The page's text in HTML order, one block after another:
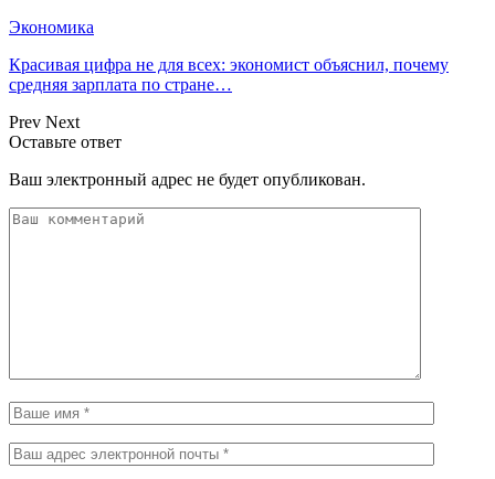
Экономика
Красивая цифра не для всех: экономист объяснил, почему
средняя зарплата по стране…
Prev Next
Оставьте ответ
Ваш электронный адрес не будет опубликован.